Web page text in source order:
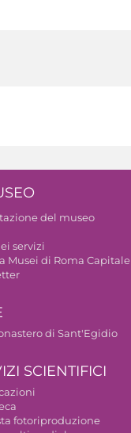
del museo
servizi
Musei di Roma Capitale
di Sant'Egidio
SCIENTIFICI
fotoriproduzione